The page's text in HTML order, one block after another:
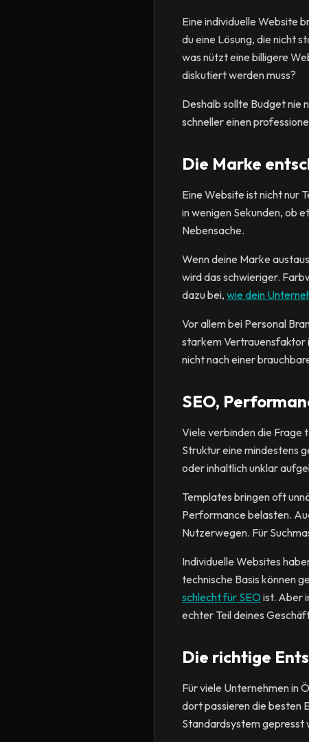
Eine individuelle Website
du eine Lösung, die nicht
was nützt eine billigere
diskutiert werden muss?
Deshalb sollte Budget nie
schneller einen
Die Marke
Eine Website ist nicht nur
in wenigen Sekunden, ob
Nebensache.
Wenn deine Marke
wird das schwieriger.
dazu bei, wie dein
Vor allem bei Personal
starkem Vertrauensfaktor
nicht nach einer
SEO,
Viele verbinden die Frage
Struktur eine mindestens
oder inhaltlich unklar
Templates bringen oft
Performance belasten.
Nutzerwegen. Für
Individuelle Websites
technische Basis können
schlecht für SEO ist. Aber
echter Teil deines
Die richtige
Für viele Unternehmen in
dort passieren die besten
Standardsystem gepresst